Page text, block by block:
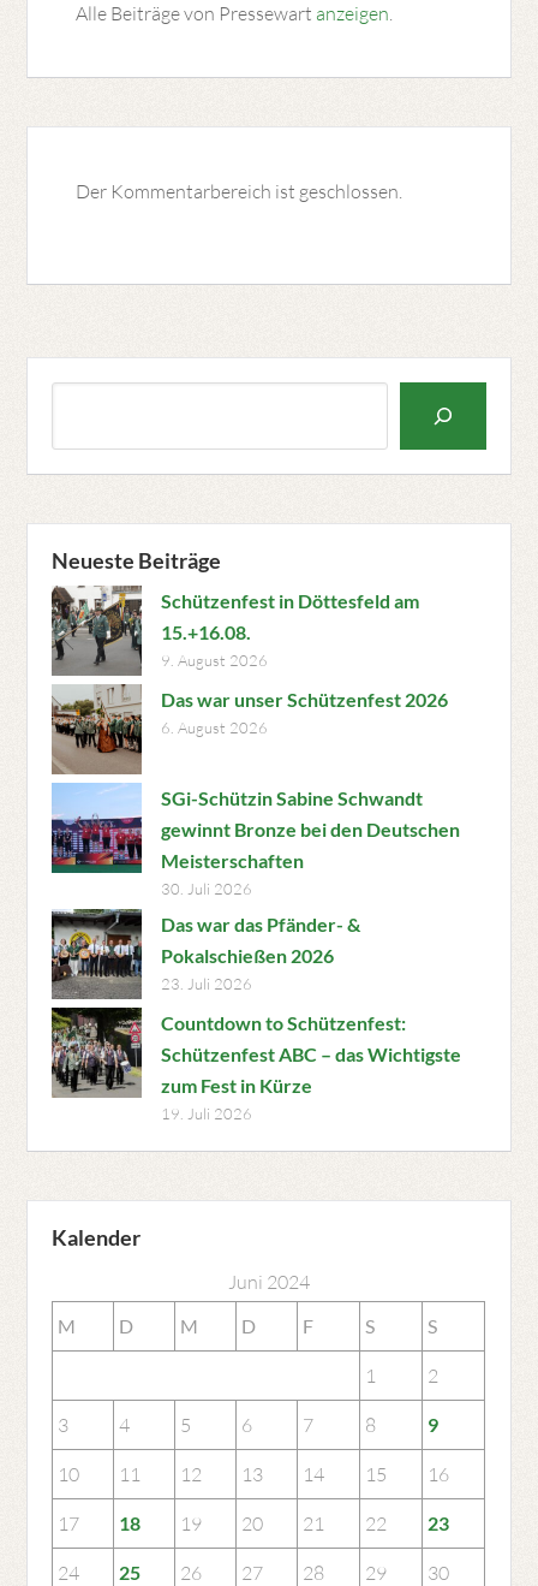
Alle Beiträge von Pressewart anzeigen
Der Kommentarbereich ist geschlossen.
Neueste Beiträge
Schützenfest in Döttesfeld am
15.+16.08.
9. August 2026
Das war unser Schützenfest 2026
6. August 2026
SGi-Schützin Sabine Schwandt
gewinnt Bronze bei den Deutschen
Meisterschaften
30. Juli 2026
Das war das Pfänder- &
Pokalschießen 2026
23. Juli 2026
Countdown to Schützenfest:
Schützenfest ABC – das Wichtigste
zum Fest in Kürze
19. Juli 2026
Kalender
Juni 2024
M D M D F S S
1 2
3 4 5 6 7 8 9
10 11 12 13 14 15 16
17 18 19 20 21 22 23
24 25 26 27 28 29 30